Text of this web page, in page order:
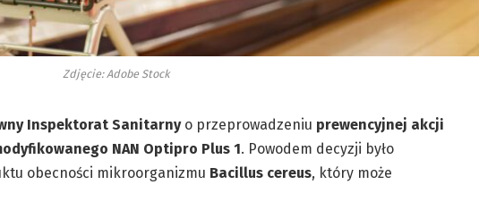
Zdjęcie: Adobe Stock
Inspektorat Sanitarnyo przeprowadzeniu prewencyjnej akcji
NAN Optipro Plus 1. Powodem decyzji było
obecności mikroorganizmu Bacillus cereus, który może